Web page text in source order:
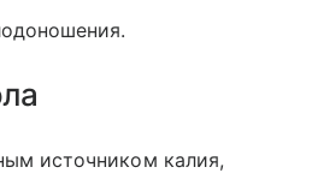
источником калия,